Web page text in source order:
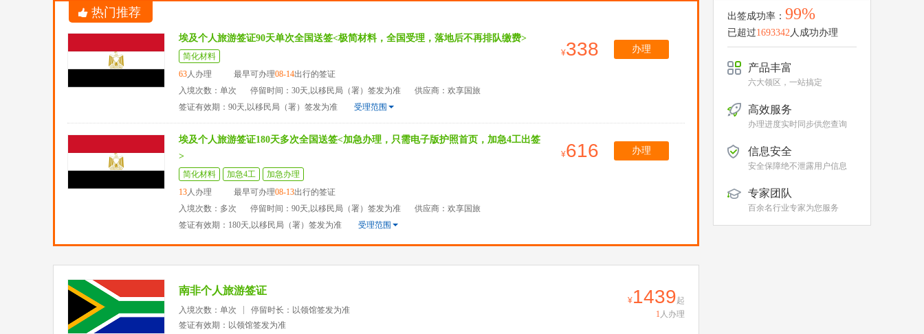
热门推荐
埃及个人旅游签证90天单次全国送签<极简材料，全国受理，落地后不再排队缴费>
简化材料
63人办理 最早可办理08-14出行的签证
入境次数：单次
停留时间：30天,以移民局（署）签发为准
供应商：欢享国旅
签证有效期：90天,以移民局（署）签发为准
受理范围
338 办理
埃及个人旅游签证180天多次全国送签<加急办理，只需电子版护照首页，加急4工出签
>
简化材料 加急4工
加急办理
13人办理 最早可办理08-13出行的签证
入境次数：多次
停留时间：90天,以移民局（署）签发为准
供应商：欢享国旅
签证有效期：180天,以移民局（署）签发为准
受理范围
616 办理
南非个人旅游签证
入境次数：单次
停留时长：以领馆签发为准
签证有效期：以领馆签发为准
1439起
1 人办理
出签成功率： 99%
已超过1693342人成功办理
产品丰富
六大领区，一站搞定
高效服务
办理进度实时同步供您查询
信息安全
安全保障绝不泄露用户信息
专家团队
百余名行业专家为您服务